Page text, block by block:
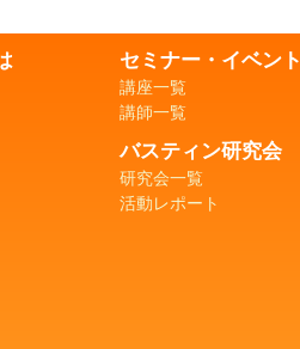
セミナー・イベント
講座一覧
講師一覧
バスティン研究会
研究会一覧
活動レポート